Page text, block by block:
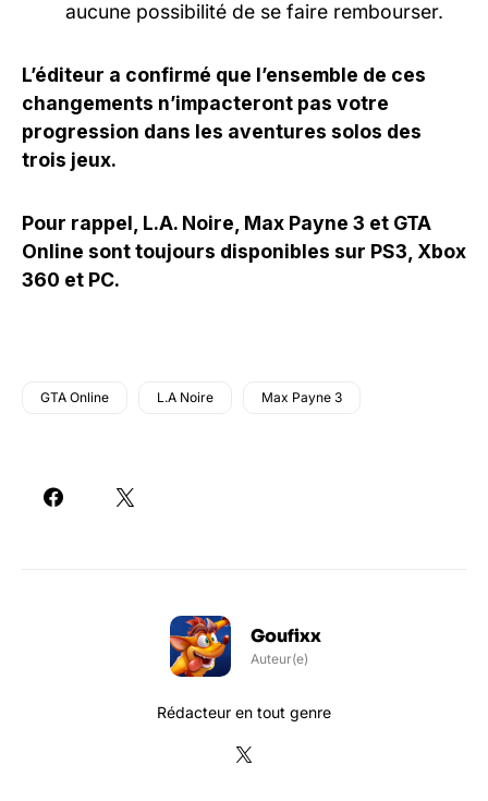
aucune possibilité de se faire rembourser.
L’éditeur a confirmé que l’ensemble de ces
changements n’impacteront pas votre
progression dans les aventures solos des
trois jeux.
Pour rappel, L.A. Noire, Max Payne 3 et GTA
Online sont toujours disponibles sur PS3, Xbox
360 et PC.
GTA Online L.A Noire Max Payne 3
Goufixx
Auteur(e)
Rédacteur en tout genre